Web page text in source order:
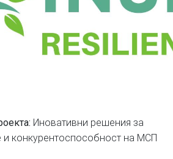
Иновативни решения за
и конкурентоспособност на МСП